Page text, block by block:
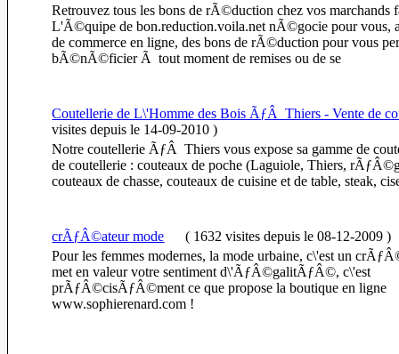
Retrouvez tous les bons de rÃ©duction chez vos marchands
L'Ã©quipe de bon.reduction.voila.net nÃ©gocie pour vous,
de commerce en ligne, des bons de rÃ©duction pour vous
bÃ©nÃ©ficier Ã tout moment de remises ou de se
Coutellerie de L\'Homme des Bois ÃƒÂ Thiers - Vente de
visitesdepuis le 14-09-2010 )
Notre coutellerie ÃƒÂ Thiers vous expose sa gamme de
de coutellerie : couteaux de poche (Laguiole, Thiers,
couteaux de chasse, couteaux de cuisine et de table, steak,
crÃƒÂ©ateur mode ( 1632 visitesdepuis le 08-12-2009 )
Pour les femmes modernes, la mode urbaine, c\'est un
met en valeur votre sentiment d\'ÃƒÂ©galitÃƒÂ©, c\'est
prÃƒÂ©cisÃƒÂ©ment ce que propose la boutique en ligne
www.sophierenard.com !